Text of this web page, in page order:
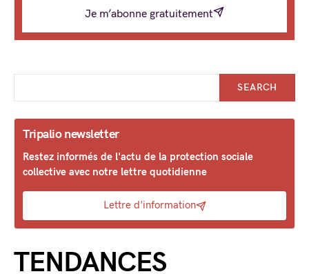
Je m’abonne gratuitement
SEARCH
Tripalio newsletter
Restez informés de l'actu de la protection sociale
collective avec notre lettre quotidienne
Lettre d'information
TENDANCES